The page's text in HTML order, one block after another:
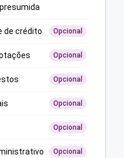
de crédito Opcional
Opcional
Opcional
Opcional
Opcional
Opcional